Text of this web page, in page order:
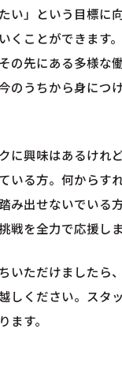
い」という目標に
くことができます
の先にある多様な
のうちから身につ
に興味はあるけれ
いる方。何からす
み出せないでいる
戦を全力で応援しま
いただけましたら
しください。スタ
ます。